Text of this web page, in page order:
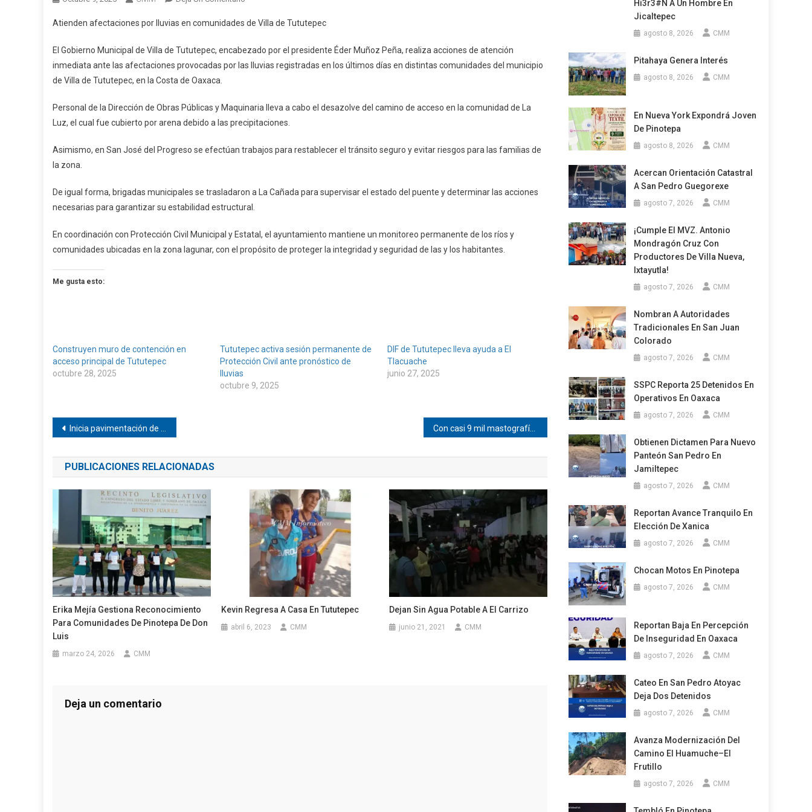
Afectaciones
Lluvias
En
Villa
De
Atienden afectaciones por lluvias en comunidades de Villa de Tututepec
El Gobierno Municipal de Villa de Tututepec, encabezado por el presidente Éder Muñoz Peña, realiza acciones de atención
inmediata ante las afectaciones provocadas por las lluvias registradas en los últimos días en distintas comunidades del municipio
de Villa de Tututepec, en la Costa de Oaxaca.
Personal de la Dirección de Obras Públicas y Maquinaria lleva a cabo el desazolve del camino de acceso en la comunidad de La
Luz, el cual fue cubierto por arena debido a las precipitaciones.
Asimismo, en San José del Progreso se efectúan trabajos para restablecer el tránsito seguro y evitar riesgos para las familias de
la zona.
De igual forma, brigadas municipales se trasladaron a La Cañada para supervisar el estado del puente y determinar las acciones
necesarias para garantizar su estabilidad estructural.
En coordinación con Protección Civil Municipal y Estatal, el ayuntamiento mantiene un monitoreo permanente de los ríos y
comunidades ubicadas en la zona lagunar, con el propósito de proteger la integridad y seguridad de las y los habitantes.
Me gusta esto:
Construyen muro de contención en
acceso principal de Tututepec
octubre 28, 2025
Tututepec activa sesión permanente de
Protección Civil ante pronóstico de
lluvias
octubre 9, 2025
DIF de Tututepec lleva ayuda a El
Tlacuache
junio 27, 2025
Navegación
de
entradas
Inicia pavimentación de la calle Adolfo López Mateos en San Juan Colorado Con casi 9 mil mastografías, refuerzan detección oportuna del cáncer de mama
PUBLICACIONES RELACIONADAS
Erika Mejía Gestiona Reconocimiento
Para Comunidades De Pinotepa De Don
Luis
marzo 24, 2026 CMM
Kevin Regresa A Casa En Tututepec
abril 6, 2023 CMM
Dejan Sin Agua Potable A El Carrizo
junio 21, 2021 CMM
Deja un comentario
Hi3r3#n A Un Hombre En
Jicaltepec
agosto 8, 2026 CMM
Pitahaya Genera Interés
agosto 8, 2026 CMM
En Nueva York Expondrá Joven
De Pinotepa
agosto 8, 2026 CMM
Acercan Orientación Catastral
A San Pedro Guegorexe
agosto 7, 2026 CMM
¡Cumple El MVZ. Antonio
Mondragón Cruz Con
Productores De Villa Nueva,
Ixtayutla!
agosto 7, 2026 CMM
Nombran A Autoridades
Tradicionales En San Juan
Colorado
agosto 7, 2026 CMM
SSPC Reporta 25 Detenidos En
Operativos En Oaxaca
agosto 7, 2026 CMM
Obtienen Dictamen Para Nuevo
Panteón San Pedro En
Jamiltepec
agosto 7, 2026 CMM
Reportan Avance Tranquilo En
Elección De Xanica
agosto 7, 2026 CMM
Chocan Motos En Pinotepa
agosto 7, 2026 CMM
Reportan Baja En Percepción
De Inseguridad En Oaxaca
agosto 7, 2026 CMM
Cateo En San Pedro Atoyac
Deja Dos Detenidos
agosto 7, 2026 CMM
Avanza Modernización Del
Camino El Huamuche–El
Frutillo
agosto 7, 2026 CMM